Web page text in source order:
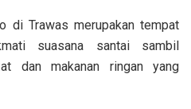
di Trawas merupakan tempat
suasana santai sambil
dan makanan ringan yang